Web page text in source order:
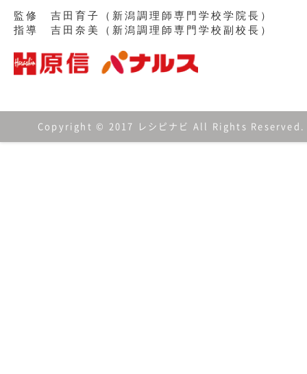
監修 吉田育子（新潟調理師専門学校学院長）
指導 吉田奈美（新潟調理師専門学校副校長）
Copyright © 2017 レシピナビ All Rights Reserved.